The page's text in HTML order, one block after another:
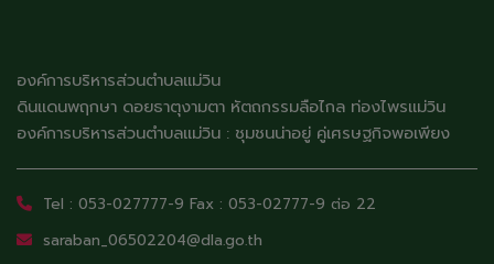
องค์การบริหารส่วนตำบลแม่วิน
ดินแดนพฤกษา ดอยธาตุงามตา หัตถกรรมลือไกล ท่องไพรแม่วิน
องค์การบริหารส่วนตำบลแม่วิน : ชุมชนน่าอยู่ คู่เศรษฐกิจพอเพียง
Tel : 053-027777-9 Fax : 053-02777-9 ต่อ 22
saraban_06502204@dla.go.th